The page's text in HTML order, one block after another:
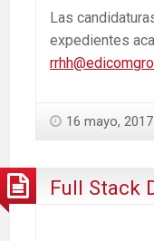
Las
expedientes
16 mayo, 2017
Full Stack